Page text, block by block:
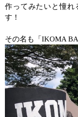
作ってみたいと憧れ
す！
その名も「 IKOMA